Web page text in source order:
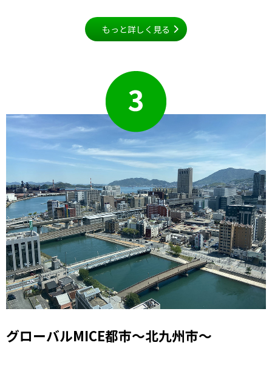
もっと詳しく見る
グローバルMICE都市～北九州市～